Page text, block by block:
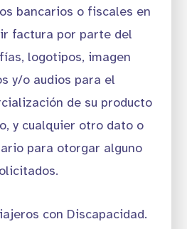
bancarios o fiscales en
factura por parte del
logotipos, imagen
y/o audios para el
de su producto
y cualquier otro dato o
para otorgar alguno
con Discapacidad.